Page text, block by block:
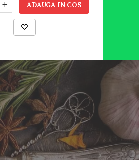
ADAUGA IN COS